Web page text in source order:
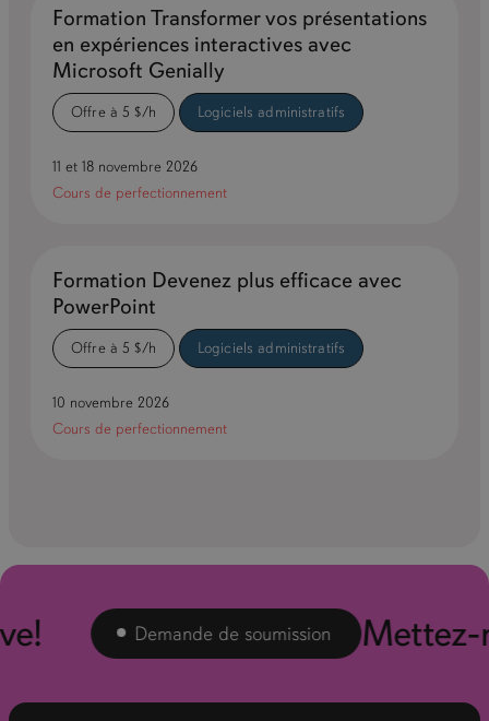
Formation Transformer vos présentations
en expériences interactives avec
Microsoft Genially
Offre à 5 $/h Logiciels administratifs
11 et 18 novembre 2026
Cours de perfectionnement
Formation Devenez plus efficace avec
PowerPoint
Offre à 5 $/h Logiciels administratifs
10 novembre 2026
Cours de perfectionnement
Demande de soumission Mettez-